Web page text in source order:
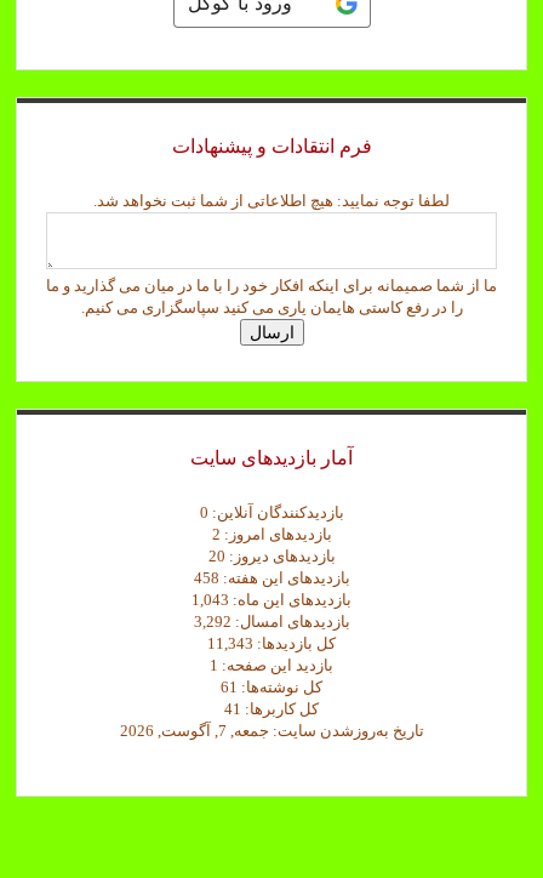
فرم انتقادات و پیشنهادات
ت
ه
ز
ش
لطفا توجه نمایید: هیچ اطلاعاتی از شما ثبت نخواهد شد.
ما از شما صمیمانه برای اینکه افکار خود را با ما در میان می گذارید و ما
را در رفع کاستی هایمان یاری می کنید سپاسگزاری می کنیم.
ارسال
آمار بازدیدهای سایت
بازدیدکنندگان آنلاین: 0
بازدیدهای امروز: 2
بازدیدهای دیروز: 20
بازدیدهای این هفته: 458
بازدیدهای این ماه: 1,043
بازدیدهای امسال: 3,292
کل بازدیدها: 11,343
بازدید این صفحه: 1
کل نوشته‌ها: 61
کل کاربرها: 41
تاریخ به‌روزشدن سایت: جمعه, 7, آگوست, 2026